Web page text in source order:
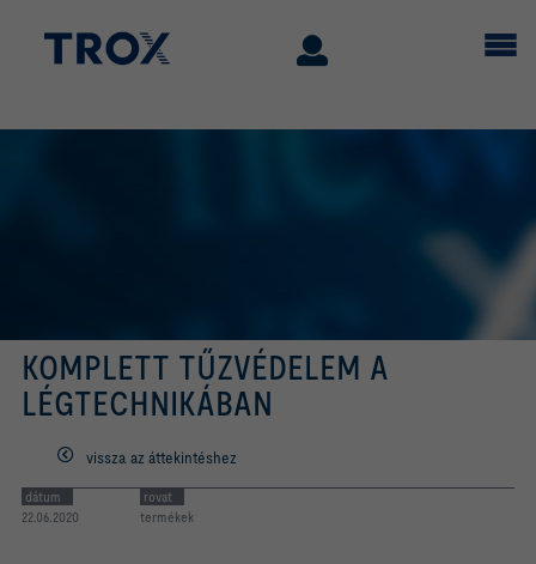
KOMPLETT TŰZVÉDELEM A
LÉGTECHNIKÁBAN
vissza az áttekintéshez
dátum
22.06.2020
rovat
termékek